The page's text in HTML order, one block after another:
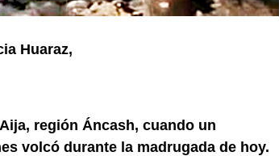
Huaraz,
región Áncash, cuando un
volcó durante la madrugada de hoy.